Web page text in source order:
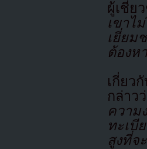
ผู้เชี่ย
เขาไ
เยี่ย
ต้องห
เกี่ยว
กล่าว
ควา
ทะเบี
สูงที่จ